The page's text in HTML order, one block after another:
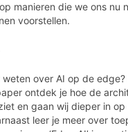
manieren die we ons nu
voorstellen.
weten over AI op de edge?
ontdek je hoe de
ziet en gaan wij dieper in
leer je meer over